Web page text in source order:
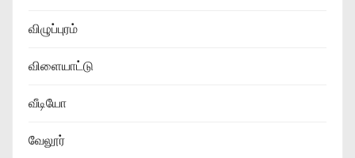
விழுப்புரம்
விளையாட்டு
வீடியோ
வேலூர்